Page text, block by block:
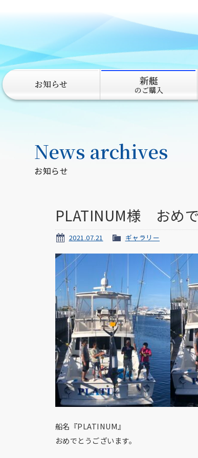
お知らせ 新艇
のご購入
お知らせ
News archives
PLATINUM様 おめ
2021.07.21 ギャラリー
船名『PLATINUM』
おめでとうございます。